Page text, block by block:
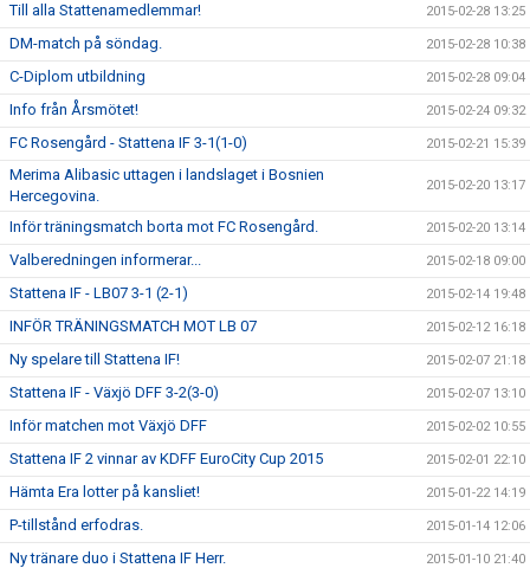
Till alla Stattenamedlemmar! 2015-02-28 13:25
DM-match på söndag. 2015-02-28 10:38
C-Diplom utbildning 2015-02-28 09:04
Info från Årsmötet! 2015-02-24 09:32
FC Rosengård - Stattena IF 3-1(1-0) 2015-02-21 15:39
Merima Alibasic uttagen i landslaget i Bosnien
Hercegovina.
2015-02-20 13:17
Inför träningsmatch borta mot FC Rosengård. 2015-02-20 13:14
Valberedningen informerar... 2015-02-18 09:00
Stattena IF - LB07 3-1 (2-1) 2015-02-14 19:48
INFÖR TRÄNINGSMATCH MOT LB 07 2015-02-12 16:18
Ny spelare till Stattena IF! 2015-02-07 21:18
Stattena IF - Växjö DFF 3-2(3-0) 2015-02-07 13:10
Inför matchen mot Växjö DFF 2015-02-02 10:55
Stattena IF 2 vinnar av KDFF EuroCity Cup 2015 2015-02-01 22:10
Hämta Era lotter på kansliet! 2015-01-22 14:19
P-tillstånd erfodras. 2015-01-14 12:06
Ny tränare duo i Stattena IF Herr. 2015-01-10 21:40